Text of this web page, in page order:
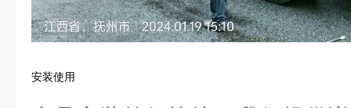
安装使用